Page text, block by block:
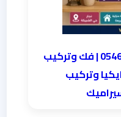
نجار الشبيكة بمكة 0546138860⁩ | فك وتركيب
وتركيب